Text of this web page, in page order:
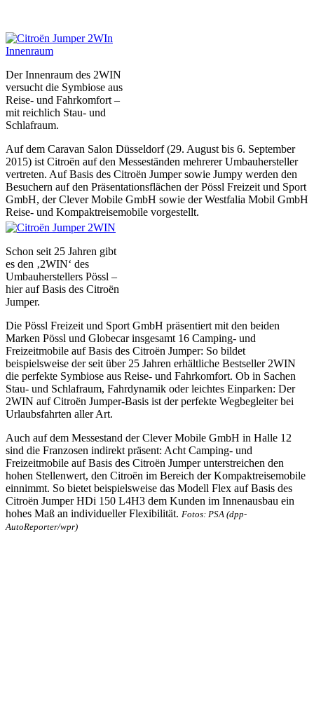
Der Innenraum des 2WIN
versucht die Symbiose aus
Reise- und Fahrkomfort –
mit reichlich Stau- und
Schlafraum.
Auf dem Caravan Salon Düsseldorf (29. August bis 6. September
2015) ist Citroën auf den Messeständen mehrerer Umbauhersteller
vertreten. Auf Basis des Citroën Jumper sowie Jumpy werden den
Besuchern auf den Präsentationsflächen der Pössl Freizeit und Sport
GmbH, der Clever Mobile GmbH sowie der Westfalia Mobil GmbH
Reise- und Kompaktreisemobile vorgestellt.
Schon seit 25 Jahren gibt
es den ‚2WIN‘ des
Umbauherstellers Pössl –
hier auf Basis des Citroën
Jumper.
Die Pössl Freizeit und Sport GmbH präsentiert mit den beiden
Marken Pössl und Globecar insgesamt 16 Camping- und
Freizeitmobile auf Basis des Citroën Jumper: So bildet
beispielsweise der seit über 25 Jahren erhältliche Bestseller 2WIN
die perfekte Symbiose aus Reise- und Fahrkomfort. Ob in Sachen
Stau- und Schlafraum, Fahrdynamik oder leichtes Einparken: Der
2WIN auf Citroën Jumper-Basis ist der perfekte Wegbegleiter bei
Urlaubsfahrten aller Art.
Auch auf dem Messestand der Clever Mobile GmbH in Halle 12
sind die Franzosen indirekt präsent: Acht Camping- und
Freizeitmobile auf Basis des Citroën Jumper unterstreichen den
hohen Stellenwert, den Citroën im Bereich der Kompaktreisemobile
einnimmt. So bietet beispielsweise das Modell Flex auf Basis des
Citroën Jumper HDi 150 L4H3 dem Kunden im Innenausbau ein
hohes Maß an individueller Flexibilität. Fotos: PSA (dpp-
AutoReporter/wpr)